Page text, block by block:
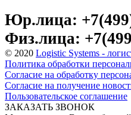
Юр.лица:
Физ.лица:
© 2020 Logistic Systems -
Политика обработки
Согласие на обработку
Согласие на получение
Пользовательское соглашение
ЗАКАЗАТЬ ЗВОНОК